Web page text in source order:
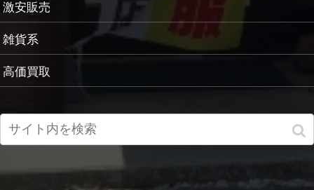
激安販売
雑貨系
高価買取